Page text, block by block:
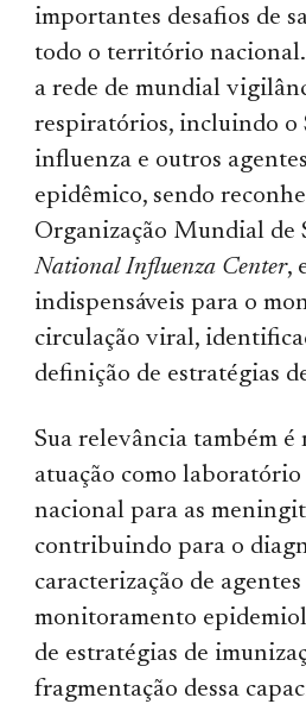
importantes desafios de
todo o território
a rede de mundial
respiratórios, incluindo o
influenza e outros
epidêmico, sendo
Organização Mundial de
National Influenza Center,
indispensáveis para o
circulação viral,
definição de estratégias
Sua relevância também é
atuação como
nacional para as
contribuindo para o
caracterização de
monitoramento
de estratégias de
fragmentação dessa